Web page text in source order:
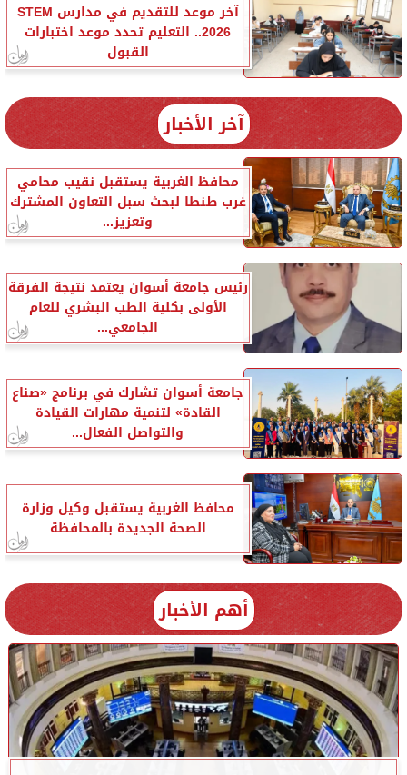
آخر موعد للتقديم في مدارس STEM
2026.. التعليم تحدد موعد اختبارات
القبول
آخر الأخبار
محافظ الغربية يستقبل نقيب محامي
غرب طنطا لبحث سبل التعاون المشترك
وتعزيز...
رئيس جامعة أسوان يعتمد نتيجة الفرقة
الأولى بكلية الطب البشري للعام
الجامعي...
جامعة أسوان تشارك في برنامج «صناع
القادة» لتنمية مهارات القيادة
والتواصل الفعال...
محافظ الغربية يستقبل وكيل وزارة
الصحة الجديدة بالمحافظة
أهم الأخبار